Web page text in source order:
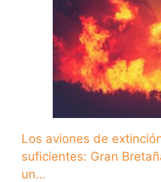
Los aviones de
suficientes: Gran
un…